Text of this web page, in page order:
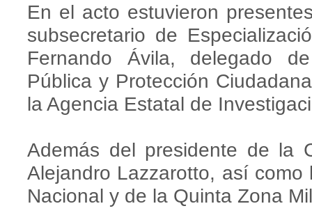
En el acto estuvieron
subsecretario de
Fernando Ávila, delegado
Pública y Protección
la Agencia Estatal de
Además del presidente de la
Alejandro Lazzarotto, así
Nacional y de la Quinta Zona